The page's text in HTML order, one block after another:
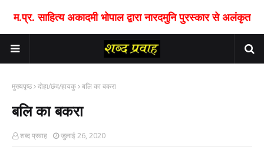
म.प्र. साहित्य अकादमी भोपाल द्वारा नारदमुनि पुरस्कार से अलंकृत
मुख्यपृष्ठ दोहा/छंद/हायकु बलि का बकरा
बलि का बकरा
शब्द प्रवाह जुलाई 26, 2020